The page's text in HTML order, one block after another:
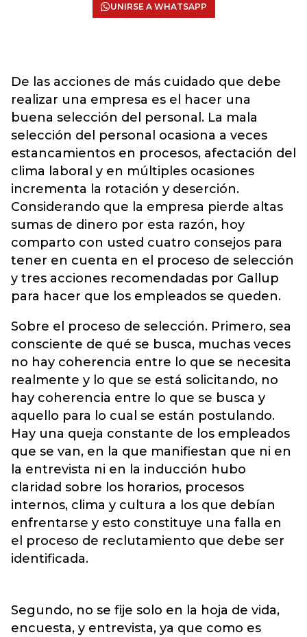
UNIRSE A WHATSAPP
De las acciones de más cuidado que debe
realizar una empresa es el hacer una
buena selección del personal. La mala
selección del personal ocasiona a veces
estancamientos en procesos, afectación del
clima laboral y en múltiples ocasiones
incrementa la rotación y deserción.
Considerando que la empresa pierde altas
sumas de dinero por esta razón, hoy
comparto con usted cuatro consejos para
tener en cuenta en el proceso de selección
y tres acciones recomendadas por Gallup
para hacer que los empleados se queden.
Sobre el proceso de selección. Primero, sea
consciente de qué se busca, muchas veces
no hay coherencia entre lo que se necesita
realmente y lo que se está solicitando, no
hay coherencia entre lo que se busca y
aquello para lo cual se están postulando.
Hay una queja constante de los empleados
que se van, en la que manifiestan que ni en
la entrevista ni en la inducción hubo
claridad sobre los horarios, procesos
internos, clima y cultura a los que debían
enfrentarse y esto constituye una falla en
el proceso de reclutamiento que debe ser
identificada.
Segundo, no se fije solo en la hoja de vida,
encuesta, y entrevista, ya que como es